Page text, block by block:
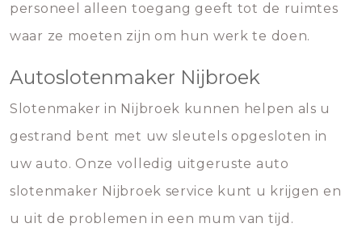
personeel alleen toegang geeft tot de ruimtes
waar ze moeten zijn om hun werk te doen.
Autoslotenmaker Nijbroek
Slotenmaker in Nijbroek kunnen helpen als u
gestrand bent met uw sleutels opgesloten in
uw auto. Onze volledig uitgeruste auto
slotenmaker Nijbroek service kunt u krijgen en
u uit de problemen in een mum van tijd.